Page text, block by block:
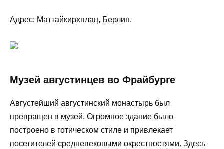
Адрес: Маттайкирхплац, Берлин.
Музей августинцев во Фрайбурге
Августейший августинский монастырь был
превращен в музей. Огромное здание было
построено в готическом стиле и привлекает
посетителей средневековыми окрестностями. Здесь